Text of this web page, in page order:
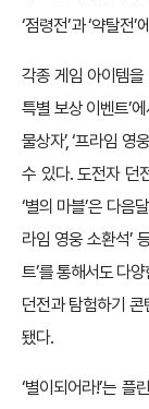
‘점령전’과 ‘약탈전
각종 게임 아이템을
특별 보상 이벤트’
물상자’, ‘프라임 영
수 있다. 도전자 던
‘별의 마블’은 다음
라임 영웅 소환석’
트’를 통해서도 다
던전과 탐험하기
됐다.
‘별이되어라!’는 플